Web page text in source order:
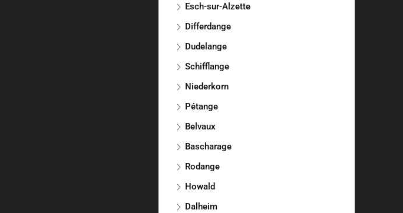
Esch-sur-Alzette
Differdange
Dudelange
Schifflange
Niederkorn
Pétange
Belvaux
Bascharage
Rodange
Howald
Dalheim